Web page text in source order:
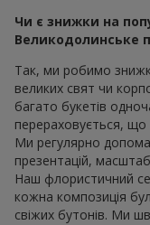
Чи є знижки на
Великодолинське
Так, ми робимо
великих свят чи
багато букетів
перераховується,
Ми регулярно
презентацій,
Наш флористичний
кожна композиція
свіжих бутонів. Ми